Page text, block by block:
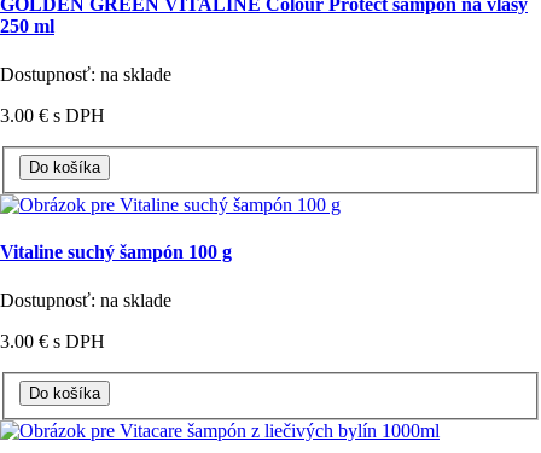
GOLDEN GREEN VITALINE Colour Protect šampón na vlasy
250 ml
Dostupnosť: na sklade
3.00 € s DPH
Vitaline suchý šampón 100 g
Dostupnosť: na sklade
3.00 € s DPH